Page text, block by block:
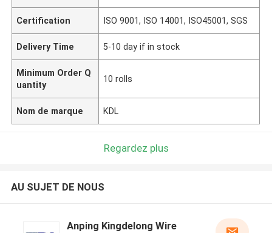
Certification ISO 9001, ISO 14001, ISO45001, SGS
Delivery Time 5-10 day if in stock
Minimum Order Q
uantity
10 rolls
Nom de marque KDL
Regardez plus
AU SUJET DE NOUS
Anping Kingdelong Wire